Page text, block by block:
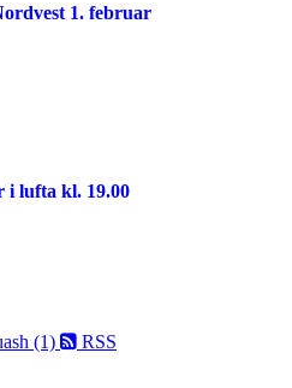
1. februar
i lufta kl. 19.00
(1) RSS